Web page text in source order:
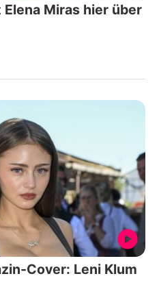
Miras hier über
Cover: Leni Klum